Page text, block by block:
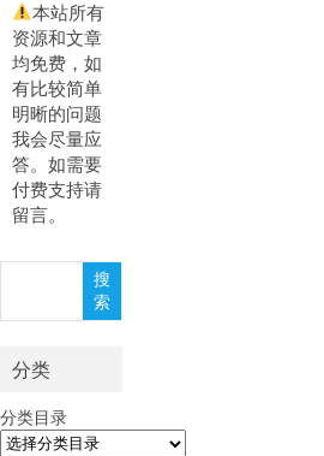
本站所有
资源和文章
均免费，如
有比较简单
明晰的问题
我会尽量应
答。如需要
付费支持请
留言。
搜
索
分类
分类目录